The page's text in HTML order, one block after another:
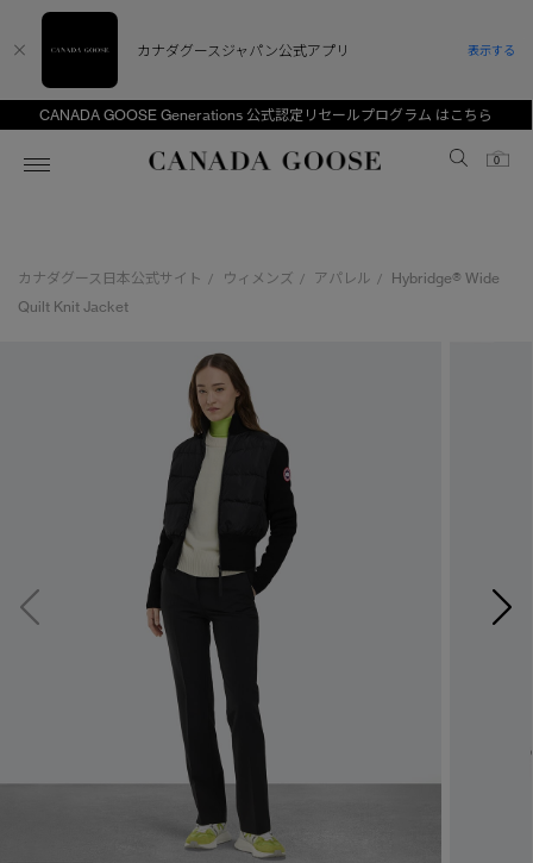
CANADA GOOSE Generations 公式認定リセールプログラム はこちら
Canada Goose
0
ディスカバー
アンバサダー
スプリングコレクション
新着アイテム
ベストセラー
FW26コレクション
サマー 26 コレクション
サマー 26 コレクションLOOK
日本限定モデル
スノーグース
メイドインジャパンTシャツ
アウターウェア
新着アイテム
ベストセラー
FW26コレクション
サマー 26 コレクション
サマー 26 コレクションLOOK
日本限定モデル
スノーグース
メイドインジャパンTシャツ
アウターウェア
ベビー（0‐24ヵ月)
キッズ（2‐7歳)
ユース（6＋歳)
コレクション
CANADA GOOSE Generationsは、アウター
ウェアの下取り・再販を通じて、長く愛される製
品の価値を受け継いでいきます。
アーカイブの希少なピースもご覧いただけます。
カナダグース日本公式サイト / ウィメンズ / アパレル /
Hybridge® Wide
Quilt Knit Jacket
カナダグースジャパン公式アプリ 表示する